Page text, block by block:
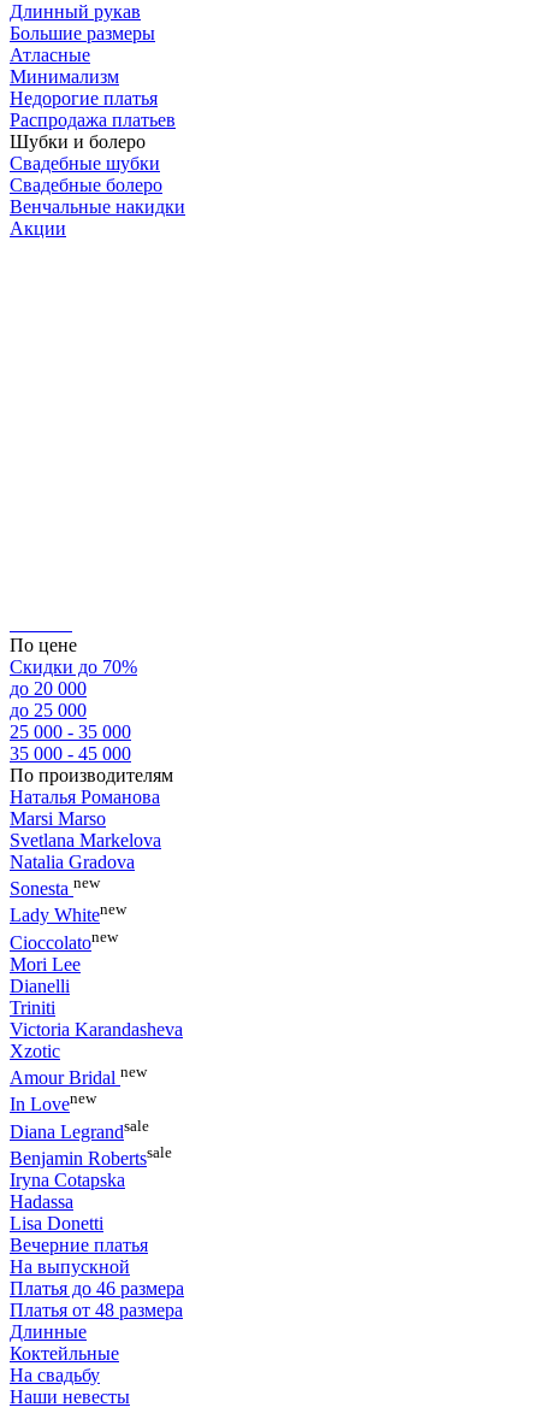
Длинный рукав
Большие размеры
Атласные
Минимализм
Недорогие платья
Распродажа платьев
Шубки и болеро
Свадебные шубки
Свадебные болеро
Венчальные накидки
Акции
По цене
Скидки до 70%
до 20 000
до 25 000
25 000 - 35 000
35 000 - 45 000
По производителям
Наталья Романова
Marsi Marsо
Svetlana Markelova
Natalia Gradova
Sonesta new
Lady Whitenew
Cioccolatonew
Mori Lee
Dianelli
Triniti
Victoria Karandasheva
Xzotic
Amour Bridal new
In Lovenew
Diana Legrandsale
Benjamin Robertssale
Iryna Cotapska
Hadassa
Lisa Donetti
Вечерние платья
На выпускной
Платья до 46 размера
Платья от 48 размера
Длинные
Коктейльные
На свадьбу
Наши невесты